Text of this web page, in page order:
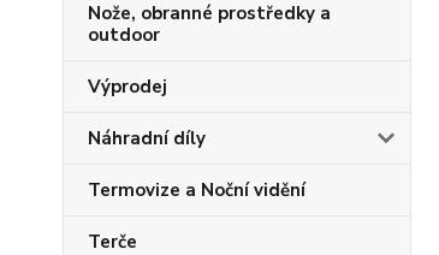
Nože, obranné prostředky a
outdoor
Výprodej
Náhradní díly
Termovize a Noční vidění
Terče